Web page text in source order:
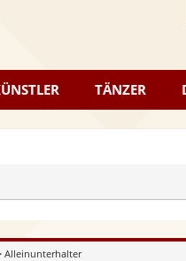
TÄNZER
Alleinunterhalter